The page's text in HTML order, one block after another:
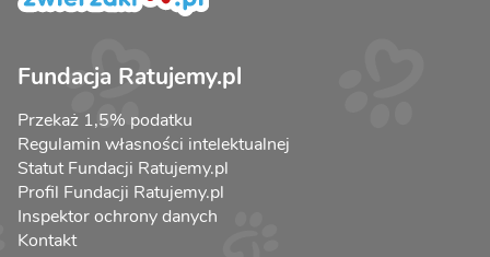
Fundacja Ratujemy.pl
Przekaż 1,5% podatku
Regulamin własności intelektualnej
Statut Fundacji Ratujemy.pl
Profil Fundacji Ratujemy.pl
Inspektor ochrony danych
Kontakt